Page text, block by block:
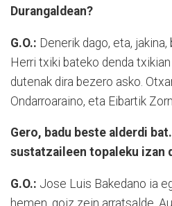
Durangaldean?
G.O.: Denerik dago, eta,
Herri txiki bateko denda
dutenak dira bezero asko.
Ondarroaraino, eta Eibartik
Gero, badu beste alderdi
sustatzaileen topaleku izan
G.O.: Jose Luis Bakedano ia
hemen, goiz zein arratsalde.